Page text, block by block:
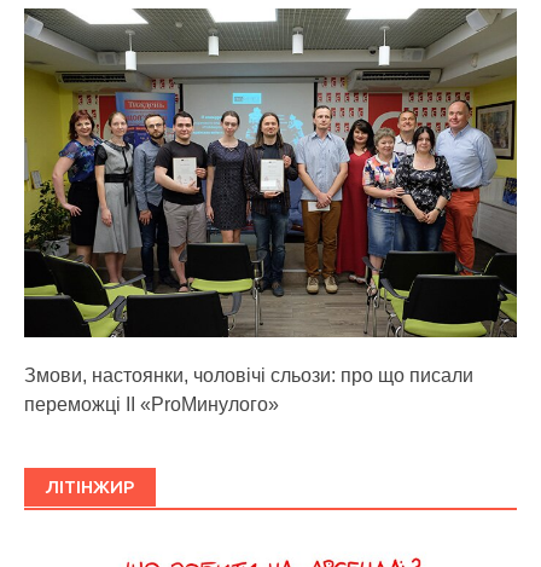
Змови, настоянки, чоловічі сльози: про що писали
переможці ІІ «ProМинулого»
ЛІТІНЖИР